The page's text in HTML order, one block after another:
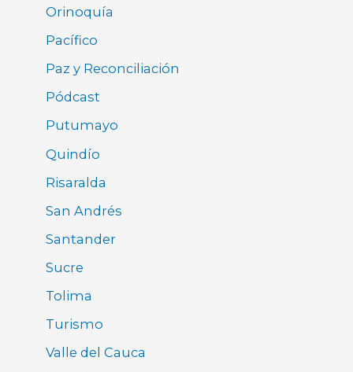
Orinoquía
Pacífico
Paz y Reconciliación
Pódcast
Putumayo
Quindío
Risaralda
San Andrés
Santander
Sucre
Tolima
Turismo
Valle del Cauca